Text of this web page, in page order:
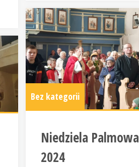
Bez kategorii
Niedziela Palmowa
2024